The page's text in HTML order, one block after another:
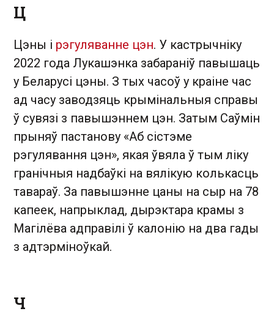
Ц
Цэны і рэгуляванне цэн. У кастрычніку
2022 года Лукашэнка забараніў павышаць
у Беларусі цэны. З тых часоў у краіне час
ад часу заводзяць крымінальныя справы
ў сувязі з павышэннем цэн. Затым Саўмін
прыняў пастанову «Аб сістэме
рэгулявання цэн», якая ўвяла ў тым ліку
гранічныя надбаўкі на вялікую колькасць
тавараў. За павышэнне цаны на сыр на 78
капеек, напрыклад, дырэктара крамы з
Магілёва адправілі ў калонію на два гады
з адтэрміноўкай.
Ч